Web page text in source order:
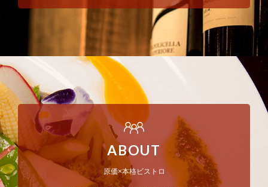
ABOUT
原価×本格ビストロ